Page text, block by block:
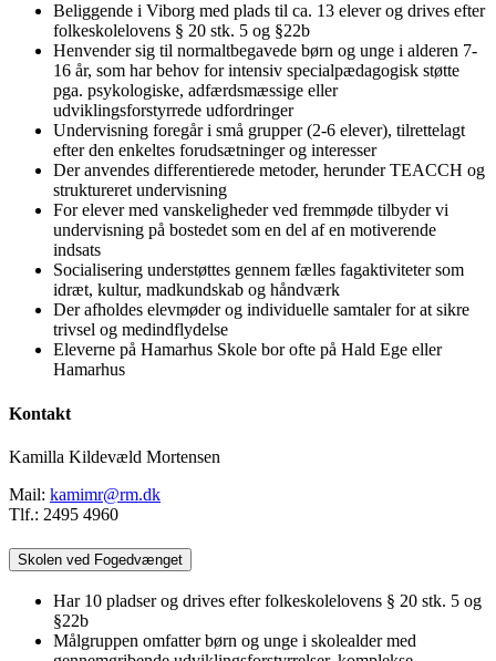
Beliggende i Viborg med plads til ca. 13 elever og drives efter
folkeskolelovens § 20 stk. 5 og §22b
Henvender sig til normaltbegavede børn og unge i alderen 7-
16 år, som har behov for intensiv specialpædagogisk støtte
pga. psykologiske, adfærdsmæssige eller
udviklingsforstyrrede udfordringer
Undervisning foregår i små grupper (2-6 elever), tilrettelagt
efter den enkeltes forudsætninger og interesser
Der anvendes differentierede metoder, herunder TEACCH og
struktureret undervisning
For elever med vanskeligheder ved fremmøde tilbyder vi
undervisning på bostedet som en del af en motiverende
indsats
Socialisering understøttes gennem fælles fagaktiviteter som
idræt, kultur, madkundskab og håndværk
Der afholdes elevmøder og individuelle samtaler for at sikre
trivsel og medindflydelse
Eleverne på Hamarhus Skole bor ofte på Hald Ege eller
Hamarhus
Kontakt
Kamilla Kildevæld Mortensen
Mail: kamimr@rm.dk
Tlf.: 2495 4960
Skolen ved Fogedvænget
Har 10 pladser og drives efter folkeskolelovens § 20 stk. 5 og
§22b
Målgruppen omfatter børn og unge i skolealder med